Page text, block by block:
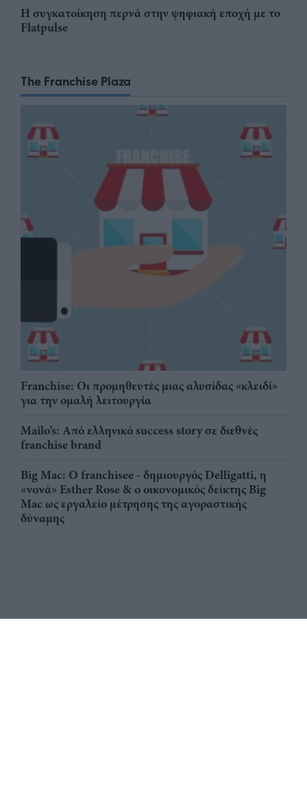
Η συγκατοίκηση περνά στην ψηφιακή εποχή με το
Flatpulse
The Franchise Plaza
Franchise: Οι προμηθευτές μιας αλυσίδας «κλειδί»
για την ομαλή λειτουργία
Mailo’s: Από ελληνικό success story σε διεθνές
franchise brand
Big Mac: Ο franchisee - δημιουργός Delligatti, η
«νονά» Esther Rose & ο οικονομικός δείκτης Big
Mac ως εργαλείο μέτρησης της αγοραστικής
δύναμης